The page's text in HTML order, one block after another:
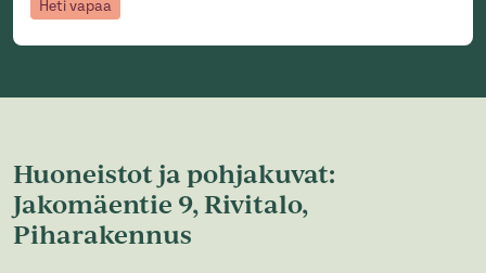
Heti vapaa
Huoneistot ja pohjakuvat:
Jakomäentie 9, Rivitalo,
Piharakennus